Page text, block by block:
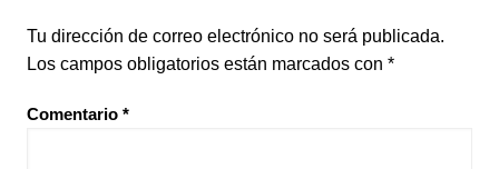
Tu dirección de correo electrónico no será publicada.
Los campos obligatorios están marcados con *
Comentario *